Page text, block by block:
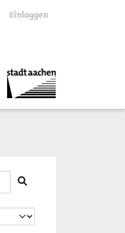
Einloggen